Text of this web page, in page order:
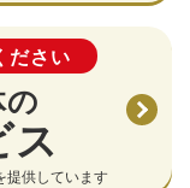
ださい
ス
提供しています